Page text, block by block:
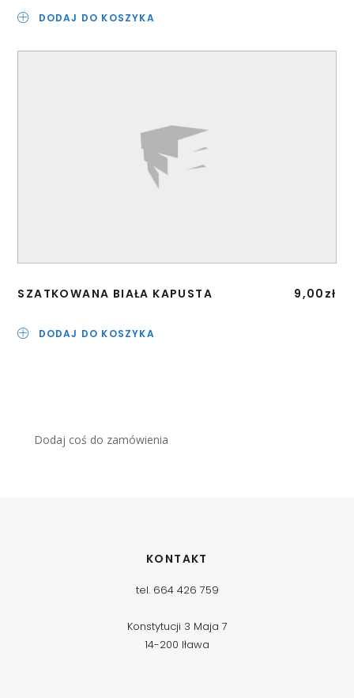
DODAJ DO KOSZYKA
SZATKOWANA BIAŁA KAPUSTA 9,00 zł
DODAJ DO KOSZYKA
Dodaj coś do zamówienia
KONTAKT
tel. 664 426 759
Konstytucji 3 Maja 7
14-200 Iława